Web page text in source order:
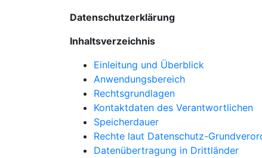
Datenschutzerklärung
Inhaltsverzeichnis
Einleitung und Überblick
Anwendungsbereich
Rechtsgrundlagen
Kontaktdaten des Verantwortlichen
Speicherdauer
Rechte laut Datenschutz-
Datenübertragung in Drittländer